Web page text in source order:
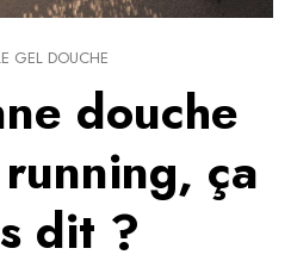
GEL DOUCHE
douche
ça
dit ?